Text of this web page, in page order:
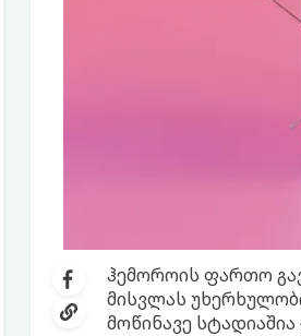
ჰემოროის ფართო
მისვლას
მოწინავე